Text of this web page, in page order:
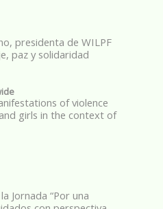
presidenta de WILPF
paz y solidaridad
of violence
girls in the context of
Jornada “Por una